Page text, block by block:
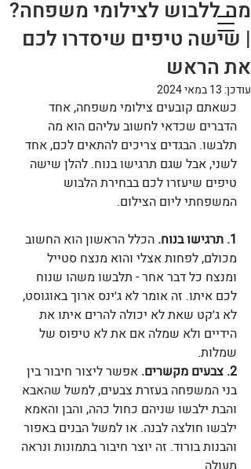
מה ללבוש לצילומי משפחה?
| שישה טיפים שיסדרו לכם
את הראש
עודכן: 13 במאי 2024
כשאתם קובעים צילומי משפחה, אחד
הדברים שכדאי לחשוב עליהם הוא מה
תלבשו. הבגדים צריכים להתאים לכם, אחד
לשני, אבל שגם תרגישו בנוח. להלן שישה
טיפים שיעזרו לכם בבחירת הלבוש
המשפחתי ליום הצילום.
1. תרגישו בנוח.
הכלל הראשון הוא החשוב
מכולם, לפחות אצלי והוא מנצח סטייל
ומנצח כל דבר אחר - תלבשו משהו שנוח
לכם איתו. זה אומר לא ג׳ינס ארוך באוגוסט,
לא ג׳קט שאת לא יכולה להרים איתו את
הידיים ולא שמלה אם את לא טיפוס של
שמלות.
2. צבעים מקשרים.
אפשר ליצור חיבור בין
בני המשפחה בעזרת צבעים, למשל שהאבא
והבת ילבשו שניהם כחול כהה, והבן והאמא
ילבשו חולצה לבנה. או למשל הבנים באפור
והבנות בורוד. זה יוצר חיבור בתמונות ונראה